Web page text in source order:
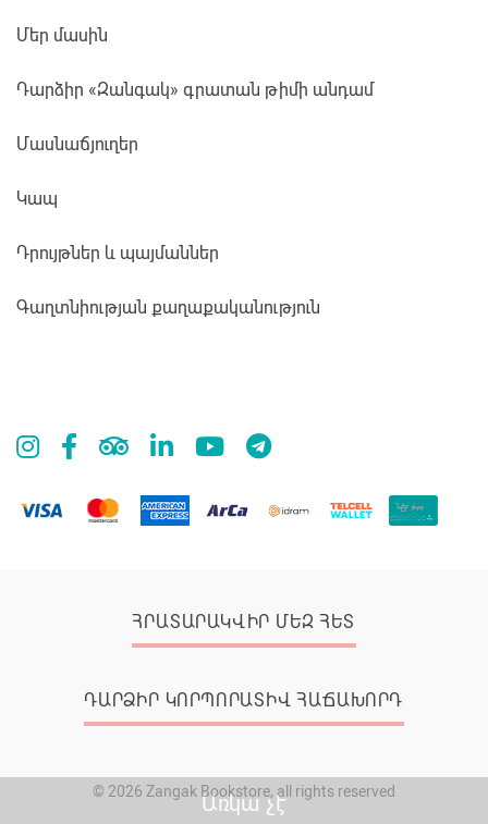
Առկա չէ
Մեր մասին
Դարձիր «Զանգակ» գրատան թիմի անդամ
Մասնաճյուղեր
Կապ
Դրույթներ և պայմաններ
Գաղտնիության քաղաքականություն
ՀՐԱՏԱՐԱԿՎԻՐ ՄԵԶ ՀԵՏ
ԴԱՐՁԻՐ ԿՈՐՊՈՐԱՏԻՎ ՀԱՃԱԽՈՐԴ
© 2026 Zangak Bookstore, all rights reserved